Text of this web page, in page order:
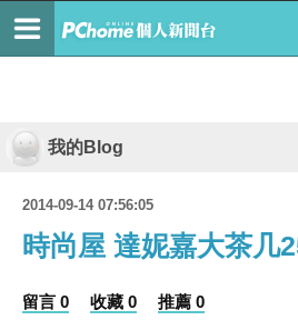
我的Blog
2014-09-14 07:56:05
時尚屋 達妮嘉大茶几
留言 0 收藏 0 推薦 0